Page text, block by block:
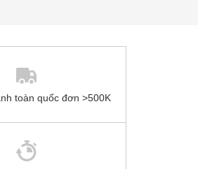
toàn quốc đơn >500K